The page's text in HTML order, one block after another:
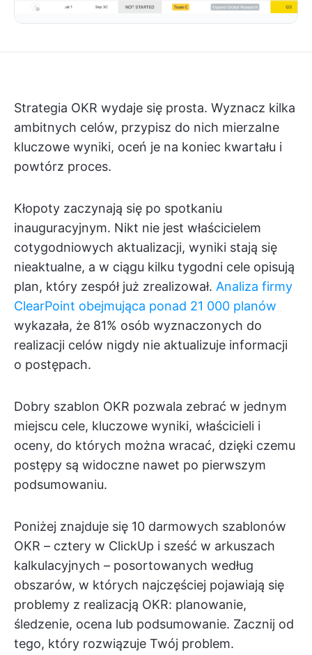
Strategia OKR wydaje się prosta. Wyznacz kilka
ambitnych celów, przypisz do nich mierzalne
kluczowe wyniki, oceń je na koniec kwartału i
powtórz proces.
Kłopoty zaczynają się po spotkaniu
inauguracyjnym. Nikt nie jest właścicielem
cotygodniowych aktualizacji, wyniki stają się
nieaktualne, a w ciągu kilku tygodni cele opisują
plan, który zespół już zrealizował. Analiza firmy
ClearPoint obejmująca ponad 21 000 planów
wykazała, że 81% osób wyznaczonych do
realizacji celów nigdy nie aktualizuje informacji
o postępach.
Dobry szablon OKR pozwala zebrać w jednym
miejscu cele, kluczowe wyniki, właścicieli i
oceny, do których można wracać, dzięki czemu
postępy są widoczne nawet po pierwszym
podsumowaniu.
Poniżej znajduje się 10 darmowych szablonów
OKR – cztery w ClickUp i sześć w arkuszach
kalkulacyjnych – posortowanych według
obszarów, w których najczęściej pojawiają się
problemy z realizacją OKR: planowanie,
śledzenie, ocena lub podsumowanie. Zacznij od
tego, który rozwiązuje Twój problem.